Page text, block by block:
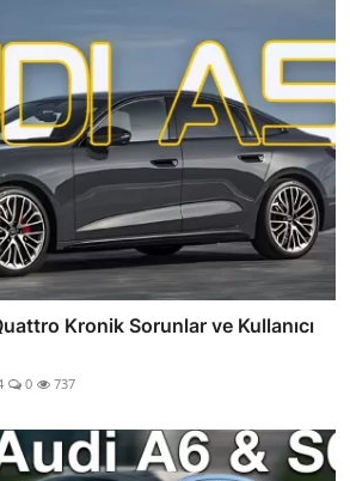
Kronik Sorunlar ve Kullanıcı
0 737